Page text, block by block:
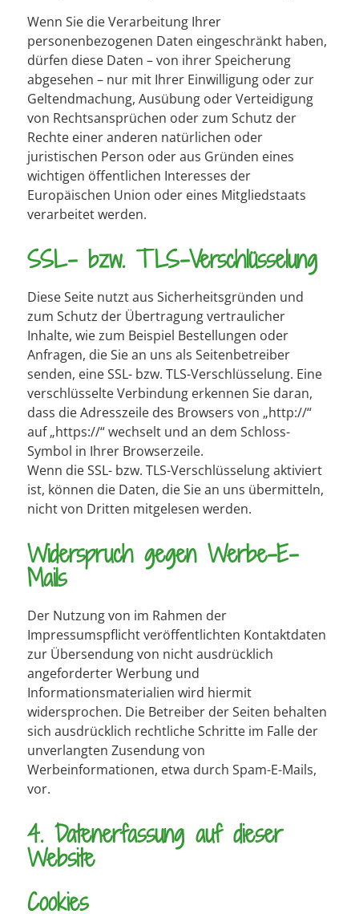
Wenn Sie die Verarbeitung Ihrer
personenbezogenen Daten eingeschränkt haben,
dürfen diese Daten – von ihrer Speicherung
abgesehen – nur mit Ihrer Einwilligung oder zur
Geltendmachung, Ausübung oder Verteidigung
von Rechtsansprüchen oder zum Schutz der
Rechte einer anderen natürlichen oder
juristischen Person oder aus Gründen eines
wichtigen öffentlichen Interesses der
Europäischen Union oder eines Mitgliedstaats
verarbeitet werden.
SSL- bzw. TLS-Verschlüsselung
Diese Seite nutzt aus Sicherheitsgründen und
zum Schutz der Übertragung vertraulicher
Inhalte, wie zum Beispiel Bestellungen oder
Anfragen, die Sie an uns als Seitenbetreiber
senden, eine SSL- bzw. TLS-Verschlüsselung. Eine
verschlüsselte Verbindung erkennen Sie daran,
dass die Adresszeile des Browsers von „http://“
auf „https://“ wechselt und an dem Schloss-
Symbol in Ihrer Browserzeile.
Wenn die SSL- bzw. TLS-Verschlüsselung aktiviert
ist, können die Daten, die Sie an uns übermitteln,
nicht von Dritten mitgelesen werden.
Widerspruch gegen Werbe-E-
Mails
Der Nutzung von im Rahmen der
Impressumspflicht veröffentlichten Kontaktdaten
zur Übersendung von nicht ausdrücklich
angeforderter Werbung und
Informationsmaterialien wird hiermit
widersprochen. Die Betreiber der Seiten behalten
sich ausdrücklich rechtliche Schritte im Falle der
unverlangten Zusendung von
Werbeinformationen, etwa durch Spam-E-Mails,
vor.
4. Datenerfassung auf dieser
Website
Cookies